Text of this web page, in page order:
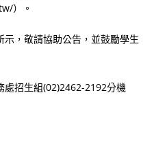
）。
，敬請協助公告，並鼓勵學生
處招生組(02)2462-2192分機